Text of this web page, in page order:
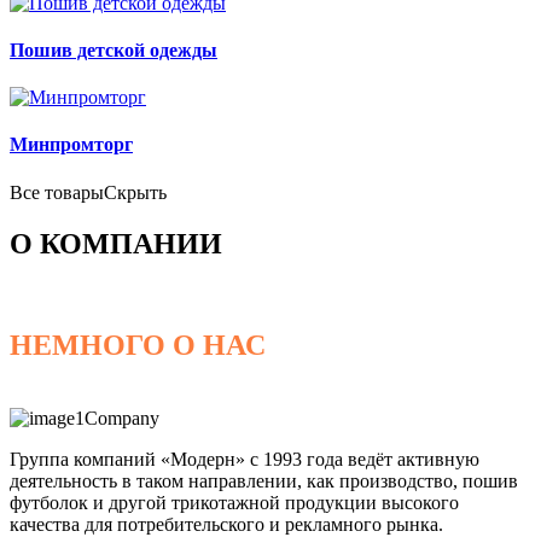
Пошив детской одежды
Минпромторг
Все товарыСкрыть
О КОМПАНИИ
НЕМНОГО О НАС
Группа компаний «Модерн» с 1993 года ведёт активную
деятельность в таком направлении, как производство, пошив
футболок и другой трикотажной продукции высокого
качества для потребительского и рекламного рынка.